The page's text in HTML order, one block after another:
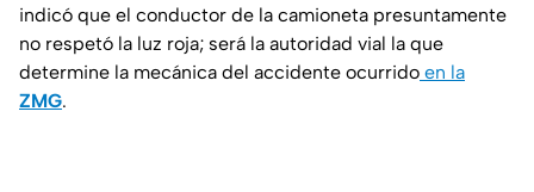
indicó que el conductor de la camioneta presuntamente
no respetó la luz roja; será la autoridad vial la que
determine la mecánica del accidente ocurrido en la
ZMG.